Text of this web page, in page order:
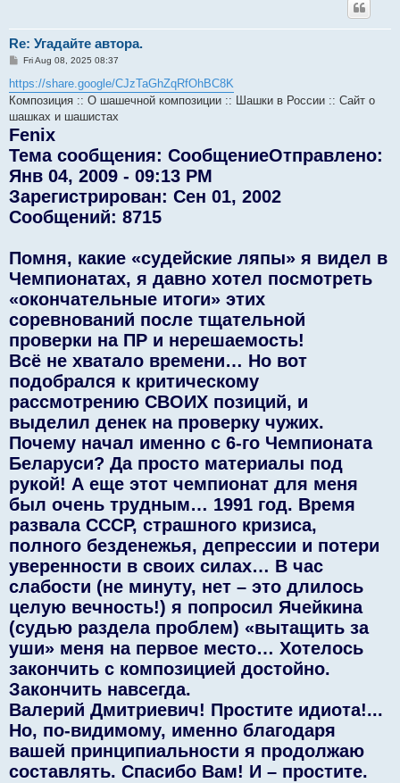
Re: Угадайте автора.
P
s
t
Fri Aug 08, 2025 08:37
https://share.google/CJzTaGhZqRfOhBC8K
Композиция :: О шашечной композиции :: Шашки в России :: Сайт о
шашках и шашистах
Fenix
Тема сообщения: СообщениеОтправлено:
Янв 04, 2009 - 09:13 PM
Зарегистрирован: Сен 01, 2002
Сообщений: 8715
Помня, какие «судейские ляпы» я видел в
Чемпионатах, я давно хотел посмотреть
«окончательные итоги» этих
соревнований после тщательной
проверки на ПР и нерешаемость!
Всё не хватало времени… Но вот
подобрался к критическому
рассмотрению СВОИХ позиций, и
выделил денек на проверку чужих.
Почему начал именно с 6-го Чемпионата
Беларуси? Да просто материалы под
рукой! А еще этот чемпионат для меня
был очень трудным… 1991 год. Время
развала СССР, страшного кризиса,
полного безденежья, депрессии и потери
уверенности в своих силах… В час
слабости (не минуту, нет – это длилось
целую вечность!) я попросил Ячейкина
(судью раздела проблем) «вытащить за
уши» меня на первое место… Хотелось
закончить с композицией достойно.
Закончить навсегда.
Валерий Дмитриевич! Простите идиота!...
Но, по-видимому, именно благодаря
вашей принципиальности я продолжаю
составлять. Спасибо Вам! И – простите.